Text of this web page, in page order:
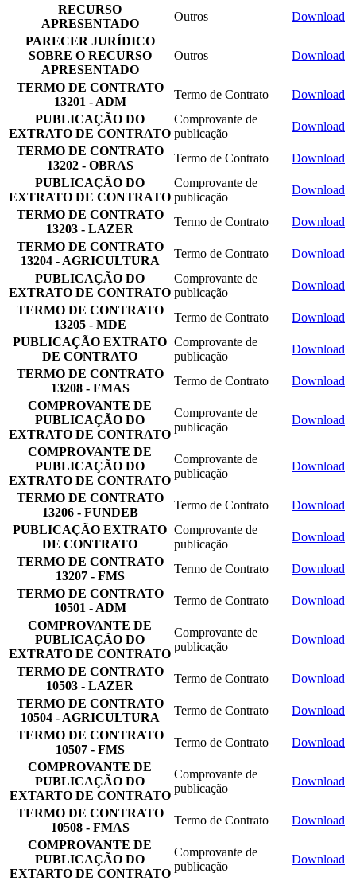
RECURSO
APRESENTADO
Outros
Download
PARECER JURÍDICO
SOBRE O RECURSO
APRESENTADO
Outros Download
TERMO DE CONTRATO
13201 - ADM
Termo de Contrato
Download
PUBLICAÇÃO DO
EXTRATO DE CONTRATO
Comprovante de
publicação
Download
TERMO DE CONTRATO
13202 - OBRAS
Termo de Contrato
Download
PUBLICAÇÃO DO
EXTRATO DE CONTRATO
Comprovante de
publicação
Download
TERMO DE CONTRATO
13203 - LAZER
Termo de Contrato
Download
TERMO DE CONTRATO
13204 - AGRICULTURA
Termo de Contrato
Download
PUBLICAÇÃO DO
EXTRATO DE CONTRATO
Comprovante de
publicação
Download
TERMO DE CONTRATO
13205 - MDE
Termo de Contrato
Download
PUBLICAÇÃO EXTRATO
DE CONTRATO
Comprovante de
publicação
Download
TERMO DE CONTRATO
13208 - FMAS
Termo de Contrato
Download
COMPROVANTE DE
PUBLICAÇÃO DO
EXTRATO DE CONTRATO
Comprovante de
publicação
Download
COMPROVANTE DE
PUBLICAÇÃO DO
EXTRATO DE CONTRATO
Comprovante de
publicação
Download
TERMO DE CONTRATO
13206 - FUNDEB
Termo de Contrato
Download
PUBLICAÇÃO EXTRATO
DE CONTRATO
Comprovante de
publicação
Download
TERMO DE CONTRATO
13207 - FMS
Termo de Contrato
Download
TERMO DE CONTRATO
10501 - ADM
Termo de Contrato
Download
COMPROVANTE DE
PUBLICAÇÃO DO
EXTRATO DE CONTRATO
Comprovante de
publicação
Download
TERMO DE CONTRATO
10503 - LAZER
Termo de Contrato
Download
TERMO DE CONTRATO
10504 - AGRICULTURA
Termo de Contrato
Download
TERMO DE CONTRATO
10507 - FMS
Termo de Contrato
Download
COMPROVANTE DE
PUBLICAÇÃO DO
EXTARTO DE CONTRATO
Comprovante de
publicação
Download
TERMO DE CONTRATO
10508 - FMAS
Termo de Contrato
Download
COMPROVANTE DE
PUBLICAÇÃO DO
EXTARTO DE CONTRATO
Comprovante de
publicação
Download